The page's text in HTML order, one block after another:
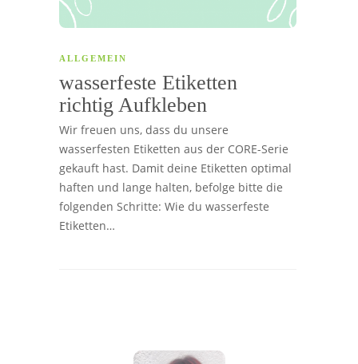
ALLGEMEIN
wasserfeste Etiketten
richtig Aufkleben
Wir freuen uns, dass du unsere
wasserfesten Etiketten aus der CORE-Serie
gekauft hast. Damit deine Etiketten optimal
haften und lange halten, befolge bitte die
folgenden Schritte: Wie du wasserfeste
Etiketten…